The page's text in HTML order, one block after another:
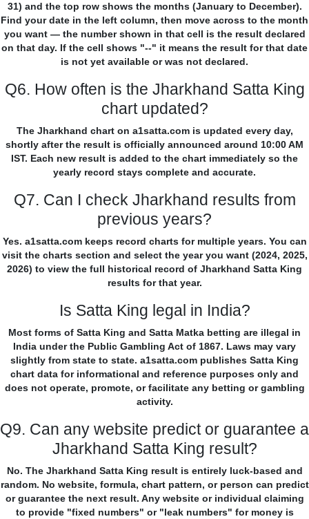
31) and the top row shows the months (January to December).
Find your date in the left column, then move across to the month
you want — the number shown in that cell is the result declared
on that day. If the cell shows "--" it means the result for that date
is not yet available or was not declared.
Q6. How often is the Jharkhand Satta King
chart updated?
The Jharkhand chart on a1satta.com is updated every day,
shortly after the result is officially announced around 10:00 AM
IST. Each new result is added to the chart immediately so the
yearly record stays complete and accurate.
Q7. Can I check Jharkhand results from
previous years?
Yes. a1satta.com keeps record charts for multiple years. You can
visit the charts section and select the year you want (2024, 2025,
2026) to view the full historical record of Jharkhand Satta King
results for that year.
Is Satta King legal in India?
Most forms of Satta King and Satta Matka betting are illegal in
India under the Public Gambling Act of 1867. Laws may vary
slightly from state to state. a1satta.com publishes Satta King
chart data for informational and reference purposes only and
does not operate, promote, or facilitate any betting or gambling
activity.
Q9. Can any website predict or guarantee a
Jharkhand Satta King result?
No. The Jharkhand Satta King result is entirely luck-based and
random. No website, formula, chart pattern, or person can predict
or guarantee the next result. Any website or individual claiming
to provide "fixed numbers" or "leak numbers" for money is